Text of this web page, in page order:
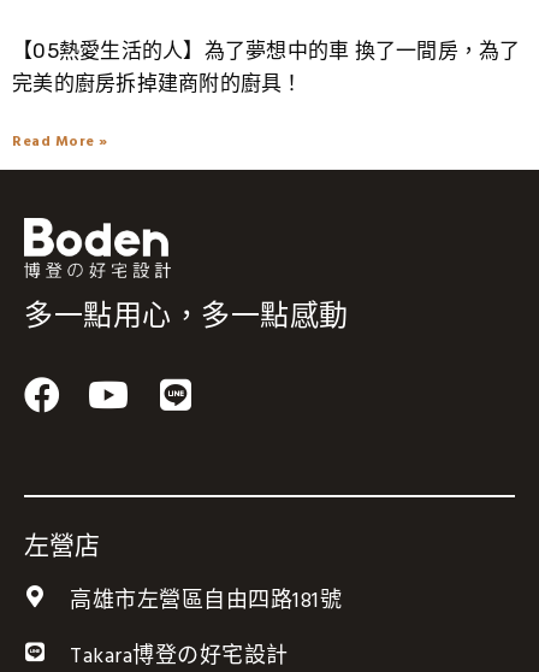
【05熱愛生活的人】為了夢想中的車 換了一間房，為了
完美的廚房拆掉建商附的廚具！
Read More »
多一點用心，多一點感動
F
a
e
b
o
o
k
Y
t
e
L
e
左營店
高雄市左營區自由四路181號
Takara博登の好宅設計